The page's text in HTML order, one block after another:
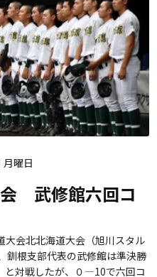
曜日
武修館六回コ
会北北海道大会（旭川スタル
釧根支部代表の武修館は準決勝
と対戦したが、０―10で六回コ